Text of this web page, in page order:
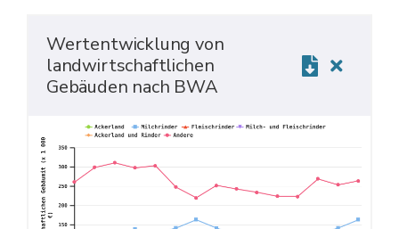
Wertentwicklung von
landwirtschaftlichen
Gebäuden nach BWA